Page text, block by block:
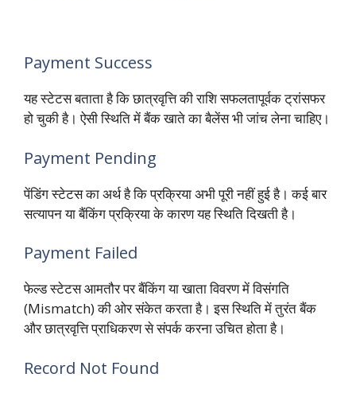
Payment Success
यह स्टेटस बताता है कि छात्रवृत्ति की राशि सफलतापूर्वक ट्रांसफर
हो चुकी है। ऐसी स्थिति में बैंक खाते का बैलेंस भी जांच लेना चाहिए।
Payment Pending
पेंडिंग स्टेटस का अर्थ है कि प्रक्रिया अभी पूरी नहीं हुई है। कई बार
सत्यापन या बैंकिंग प्रक्रिया के कारण यह स्थिति दिखती है।
Payment Failed
फेल्ड स्टेटस आमतौर पर बैंकिंग या खाता विवरण में विसंगति
(Mismatch) की ओर संकेत करता है। इस स्थिति में तुरंत बैंक
और छात्रवृत्ति प्राधिकरण से संपर्क करना उचित होता है।
Record Not Found